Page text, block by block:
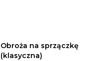
Obroża na sprzączkę
(klasyczna)